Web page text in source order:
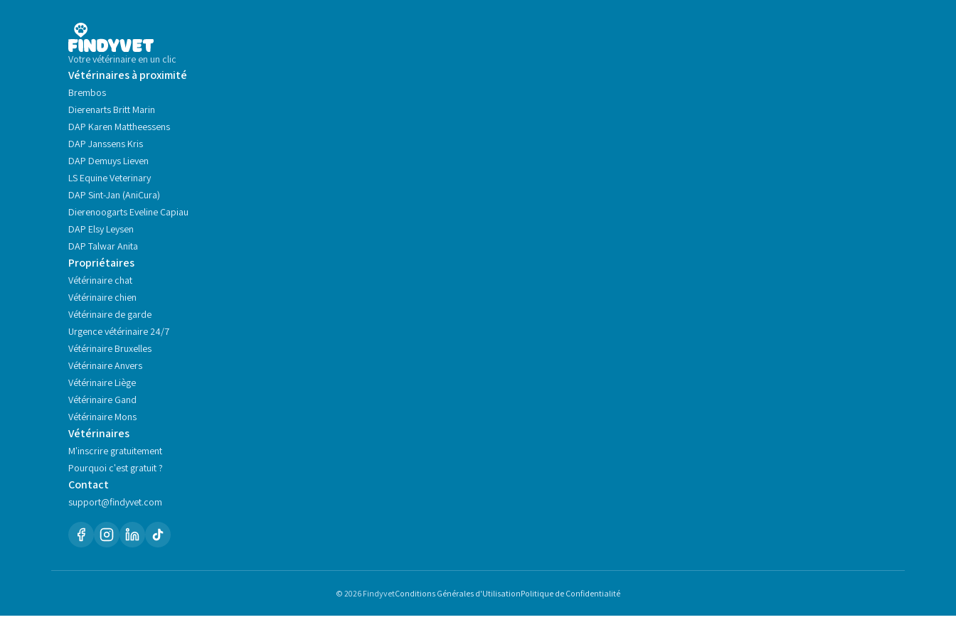
Votre vétérinaire en un clic
Vétérinaires à proximité
Brembos
Dierenarts Britt Marin
DAP Karen Mattheessens
DAP Janssens Kris
DAP Demuys Lieven
LS Equine Veterinary
DAP Sint-Jan (AniCura)
Dierenoogarts Eveline Capiau
DAP Elsy Leysen
DAP Talwar Anita
Propriétaires
Vétérinaire chat
Vétérinaire chien
Vétérinaire de garde
Urgence vétérinaire 24/7
VétérinaireBruxelles
VétérinaireAnvers
VétérinaireLiège
Vétérinaire Gand
VétérinaireMons
Vétérinaires
M'inscrire gratuitement
Pourquoi c'est gratuit ?
Contact
support@findyvet.com
© 2026 FindyvetConditions Générales d'UtilisationPolitique de Confidentialité